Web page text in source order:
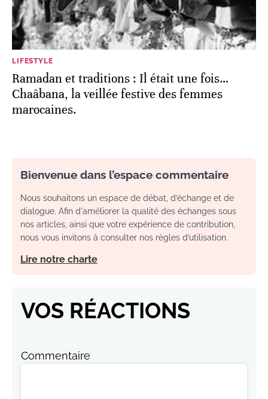
LIFESTYLE
Ramadan et traditions : Il était une fois…
Chaâbana, la veillée festive des femmes
marocaines.
Bienvenue dans l’espace commentaire
Nous souhaitons un espace de débat, d’échange et de
dialogue. Afin d'améliorer la qualité des échanges sous
nos articles, ainsi que votre expérience de contribution,
nous vous invitons à consulter nos règles d’utilisation.
Lire notre charte
VOS RÉACTIONS
Commentaire